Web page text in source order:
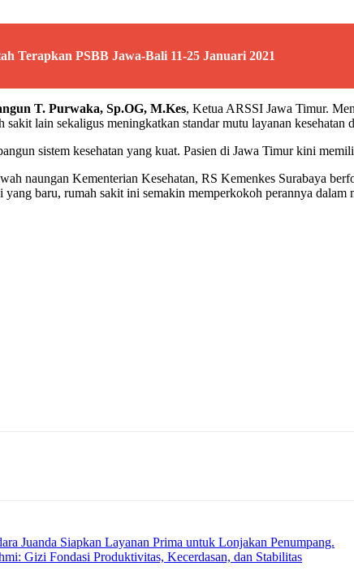
Terapkan PSBB Jawa-Bali 11-25 Januari 2021
T. Purwaka, Sp.OG, M.Kes, Ketua ARSSI Jawa Timur.
sakit lain sekaligus meningkatkan standar mutu layanan kesehatan
sistem kesehatan yang kuat. Pasien di Jawa Timur kini
naungan Kementerian Kesehatan, RS Kemenkes Surabaya
baru, rumah sakit ini semakin memperkokoh perannya
Juanda Siapkan Layanan Prima untuk Lonjakan Penumpang.
Gizi Fondasi Produktivitas, Kecerdasan, dan Stabilitas